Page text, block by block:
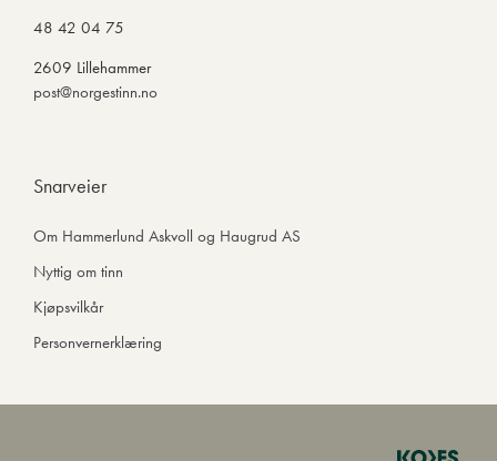
48 42 04 75
2609 Lillehammer
post@norgestinn.no
Snarveier
Om Hammerlund Askvoll og Haugrud AS
Nyttig om tinn
Kjøpsvilkår
Personvernerklæring